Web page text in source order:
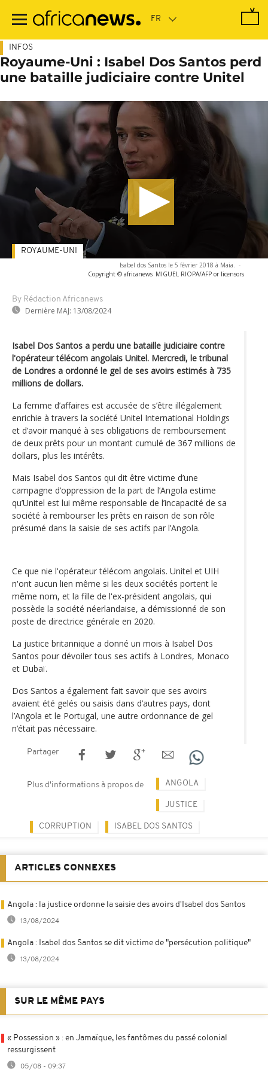
contenu
INFOS
Royaume-Uni : Isabel Dos Santos perd
une bataille judiciaire contre Unitel
Isabel dos Santos le 5 février 2018 à Maia. -
Copyright © africanews MIGUEL RIOPA/AFP or licensors
By Rédaction Africanews
Dernière MAJ: 13/08/2024
ROYAUME-UNI
Isabel Dos Santos a perdu une bataille judiciaire contre
l'opérateur télécom angolais Unitel. Mercredi, le tribunal
de Londres a ordonné le gel de ses avoirs estimés à 735
millions de dollars.
La femme d’affaires est accusée de s’être illégalement
enrichie à travers la société Unitel International Holdings
et d’avoir manqué à ses obligations de remboursement
de deux prêts pour un montant cumulé de 367 millions de
dollars, plus les intérêts.
Mais Isabel dos Santos qui dit être victime d’une
campagne d’oppression de la part de l’Angola estime
qu’Unitel est lui même responsable de l’incapacité de sa
société à rembourser les prêts en raison de son rôle
présumé dans la saisie de ses actifs par l’Angola.
Ce que nie l'opérateur télécom angolais. Unitel et UIH
n'ont aucun lien même si les deux sociétés portent le
même nom, et la fille de l'ex-président angolais, qui
possède la société néerlandaise, a démissionné de son
poste de directrice générale en 2020.
La justice britannique a donné un mois à Isabel Dos
Santos pour dévoiler tous ses actifs à Londres, Monaco
et Dubaï.
Dos Santos a également fait savoir que ses avoirs
avaient été gelés ou saisis dans d’autres pays, dont
l’Angola et le Portugal, une autre ordonnance de gel
n’était pas nécessaire.
Partager
Plus d'informations à propos de ANGOLA
JUSTICE
CORRUPTION ISABEL DOS SANTOS
ARTICLES CONNEXES
Angola : la justice ordonne la saisie des avoirs d'Isabel dos Santos
13/08/2024
Angola : Isabel dos Santos se dit victime de "persécution politique"
13/08/2024
SUR LE MÊME PAYS
« Possession » : en Jamaïque, les fantômes du passé colonial
ressurgissent
05/08 - 09:37